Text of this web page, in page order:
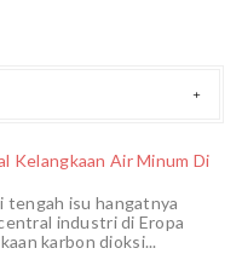
Kelangkaan Air Minum Di
tengah isu hangatnya
industri di Eropa
karbon dioksi...